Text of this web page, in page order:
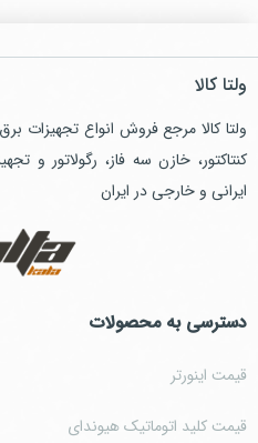
ولتا کالا
ولتا کالا مرجع فروش انواع تجهیزات
کنتاکتور، خازن سه فاز، رگولاتور و
ایرانی و خارجی در ایران
دسترسی به محصولات
قیمت اینورتر
قیمت کلید اتوماتیک هیوندای